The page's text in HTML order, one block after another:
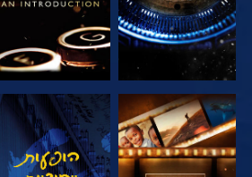
בדוק את הסדרה צפה